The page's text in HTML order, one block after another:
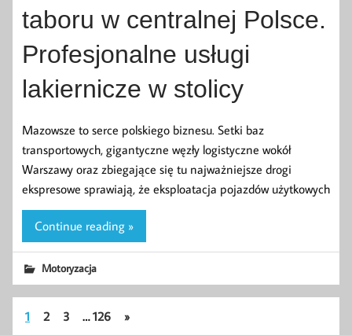
taboru w centralnej Polsce.
Profesjonalne usługi
lakiernicze w stolicy
Mazowsze to serce polskiego biznesu. Setki baz
transportowych, gigantyczne węzły logistyczne wokół
Warszawy oraz zbiegające się tu najważniejsze drogi
ekspresowe sprawiają, że eksploatacja pojazdów użytkowych
Continue reading »
Motoryzacja
1 2 3 … 126 »